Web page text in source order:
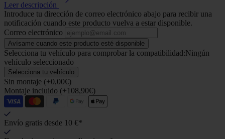
Leer descripción
Introduce tu dirección de correo electrónico abajo para recibir una
notificación cuando este producto vuelva a estar disponible.
Correo electrónico
Avísame cuando este producto esté disponible
Selecciona tu vehículo para comprobar la compatibilidad:Ningún
vehículo seleccionado
Selecciona tu vehículo
Sin montaje (+0,00€)
Montaje incluido (+108,90€)
Envío gratis desde 10 €*